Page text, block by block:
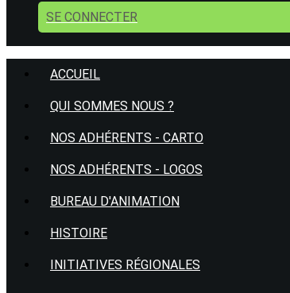
SE CONNECTER
ACCUEIL
QUI SOMMES NOUS ?
NOS ADHÉRENTS - CARTO
NOS ADHÉRENTS - LOGOS
BUREAU D'ANIMATION
HISTOIRE
INITIATIVES RÉGIONALES